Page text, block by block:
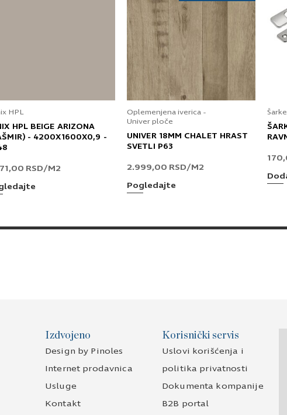
HPL
HPL BEIGE ARIZONA
- 4200X1600X0,9 -
RSD/M2
Oplemenjena iverica -
Univer ploče
UNIVER 18MM CHALET HRAST
SVETLI P63
2.999,00 RSD/M2
Pogledajte
Izdvojeno
Design by Pinoles
Internet prodavnica
Usluge
Kontakt
Korisnički servis
Uslovi korišćenja i
politika privatnosti
Dokumenta kompanije
B2B portal